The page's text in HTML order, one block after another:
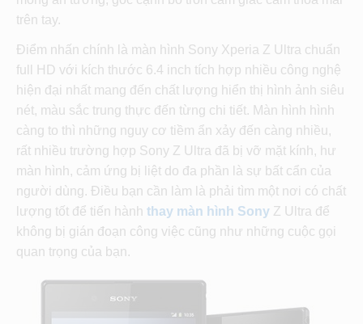
trên tay.
Điểm nhấn chính là màn hình Sony Xperia Z Ultra chuẩn
full HD với kích thước 6.4 inch tích hợp nhiều công nghệ
hiện đại nhất mang đến chất lượng hiển thị hình ảnh siêu
nét, màu sắc trung thực đến từng chi tiết. Màn hình hình
càng to thì những nguy cơ tiềm ẩn xảy đến càng nhiều,
rất nhiều trường hợp Sony Z Ultra đã bị vỡ mặt kính, hư
màn hình, cảm ứng bị liệt do đa phần là sự bất cẩn của
người dùng. Điều bạn cần làm là phải tìm một nơi có chất
lượng tốt để tiến hành thay màn hình Sony Z Ultra để
không bị gián đoạn công việc cũng như những cuộc gọi
quan trọng của bạn.